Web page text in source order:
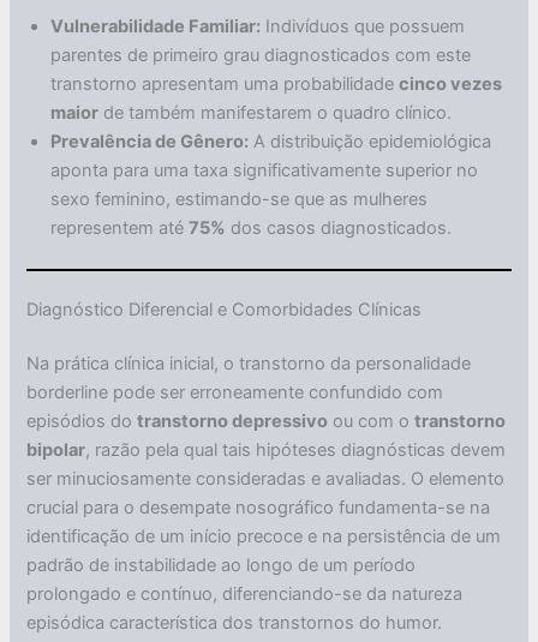
Vulnerabilidade Familiar: Indivíduos que possuem
parentes de primeiro grau diagnosticados com este
transtorno apresentam uma probabilidadecinco vezes
maior de também manifestarem o quadro clínico.
Prevalência de Gênero: A distribuição epidemiológica
aponta para uma taxa significativamente superior no
sexo feminino, estimando-se que as mulheres
representem até75% dos casos diagnosticados.
Diagnóstico Diferencial e Comorbidades Clínicas
Na prática clínica inicial, o transtorno da personalidade
borderline pode ser erroneamente confundido com
episódios dotranstorno depressivo ou com otranstorno
bipolar, razão pela qual tais hipóteses diagnósticas devem
ser minuciosamente consideradas e avaliadas. O elemento
crucial para o desempate nosográfico fundamenta-se na
identificação de um início precoce e na persistência de um
padrão de instabilidade ao longo de um período
prolongado e contínuo, diferenciando-se da natureza
episódica característica dos transtornos do humor.